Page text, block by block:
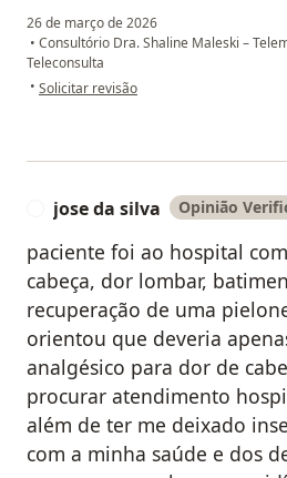
26 de março de 2026
• Consultório Dra. Shaline Maleski –
Teleconsulta
• na opinião do utilizador Nataniela Alano
Solicitar revisão
jose da silva Opinião
paciente foi ao hospital
cabeça, dor lombar,
recuperação de uma
orientou que deveria
analgésico para dor de
procurar atendimento
além de ter me deixado
com a minha saúde e dos